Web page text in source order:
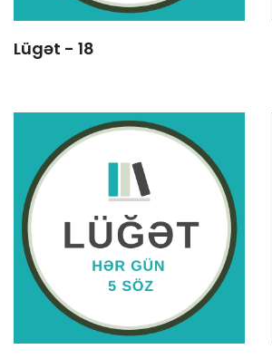
Lügət - 18